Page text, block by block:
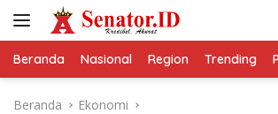
Beranda Nasional Region Trending
Beranda Ekonomi